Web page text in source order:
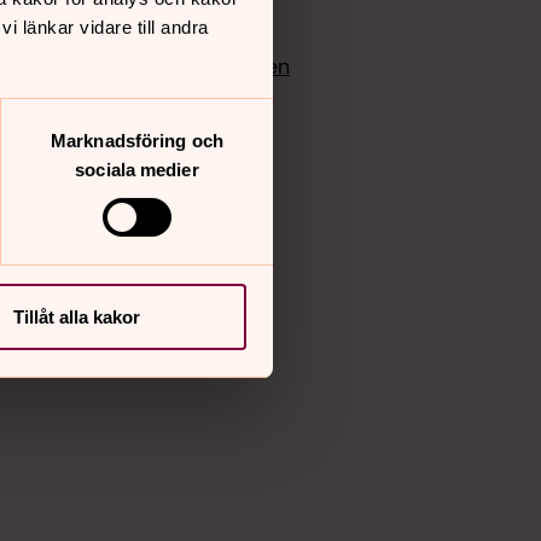
länkar vidare till andra
Marknadsföring och
sociala medier
Tillåt alla kakor
Instagram
Vimeo
Bloggportalen